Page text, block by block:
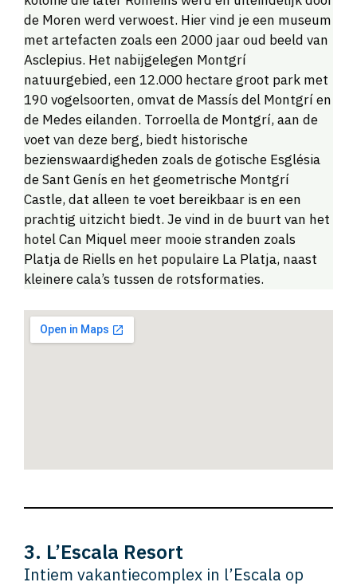
de Moren werd verwoest. Hier vind je een museum
met artefacten zoals een 2000 jaar oud beeld van
Asclepius. Het nabijgelegen Montgrí
natuurgebied, een 12.000 hectare groot park met
190 vogelsoorten, omvat de Massís del Montgrí en
de Medes eilanden. Torroella de Montgrí, aan de
voet van deze berg, biedt historische
bezienswaardigheden zoals de gotische Església
de Sant Genís en het geometrische Montgrí
Castle, dat alleen te voet bereikbaar is en een
prachtig uitzicht biedt. Je vind in de buurt van het
hotel Can Miquel meer mooie stranden zoals
Platja de Riells en het populaire La Platja, naast
kleinere cala’s tussen de rotsformaties.
3. L’Escala Resort
Intiem vakantiecomplex in l’Escala op